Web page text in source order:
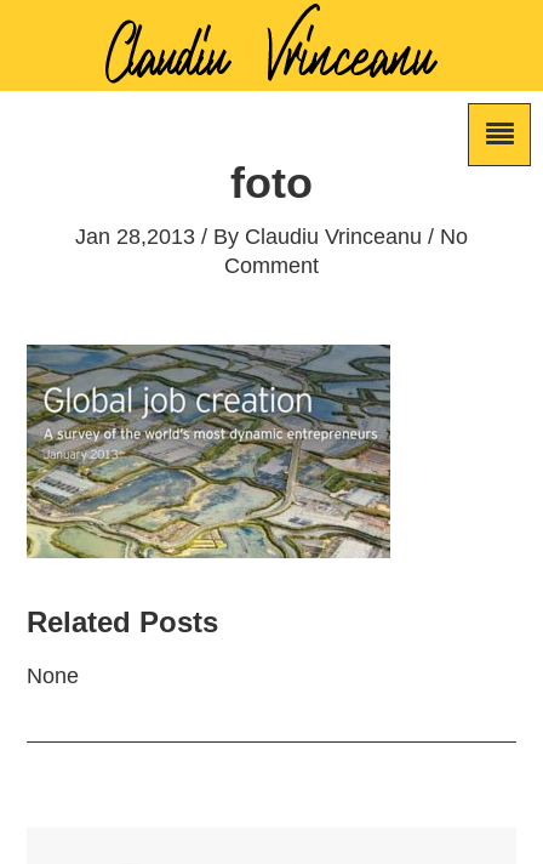
foto
Jan 28,2013 / By Claudiu Vrinceanu / No
Comment
Related Posts
None